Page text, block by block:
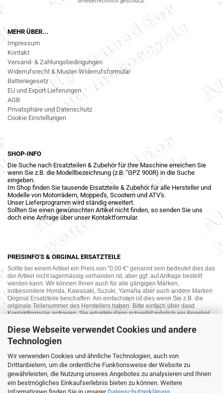
Diese Webseite verwendet Cookies und andere
Technologien
Wir verwenden Cookies und ähnliche Technologien, auch von
Drittanbietern, um die ordentliche Funktionsweise der Website zu
gewährleisten, die Nutzung unseres Angebotes zu analysieren und Ihnen
ein bestmögliches Einkaufserlebnis bieten zu können. Weitere
Informationen finden Sie in unserer Datenschutzerklärung
MEHR ÜBER...
Impressum
Kontakt
Versand- & Zahlungsbedingungen
Widerrufsrecht & Muster-Widerrufsformular
Batteriegesetz
EU und Export Lieferungen
AGB
Privatsphäre und Datenschutz
Cookie Einstellungen
SHOP-INFO
Die Suche nach Ersatzteilen & Zubehör für Ihre Maschine erreichen Sie
wenn Sie z.B. die Modellbezeichnung (z.B. "GPZ 900R) in die Suche
eingeben.
Im Shop finden Sie tausende Ersatzteile & Zubehör für alle Hersteller und
Modelle von Motorrädern, Mopped's, Scootern und ATV's.
Unser Lieferprogramm wird ständig erweitert.
Sollten Sie einen gewünschten Artikel nicht finden, so senden Sie uns
doch eine Anfrage über unser Kontaktformular.
PREISINFO'S & ORGINAL ERSATZTEILE
Sollte bei einem Artikel ein Preis von "0,00 €" genannt sein bedeutet dies das
der Artikel nicht lagermässig vorhanden ist, aber ggf. auf Anfrage bestellt
werden kann. Wir können Ihnen auch für alle gängigen Marken,
insbesondere Honda, Kawasaki, Suzuki, Yamaha aber auch andere Marken
Original Ersatzteile beschaffen. Am einfachsten ist dies wenn Sie z.B. die
originale Teilenummer des Herstellers haben. Bitte einfach über dasd
Kontaktformular anfragen. Sie erhalten dann schnellst möglich ein Angebot
MOTORRAD-ANKAUF
Sie möchte Ihr altes Motorrad oder Ihre Motorradteile verkaufen ? Wir kaufen
auch gebrauchte Motorräder und Ersatzteilträger sowie Ersatzteile an. Bieten
Sie uns doch unverbindlich das was Sie verkaufen möchten an. Wir